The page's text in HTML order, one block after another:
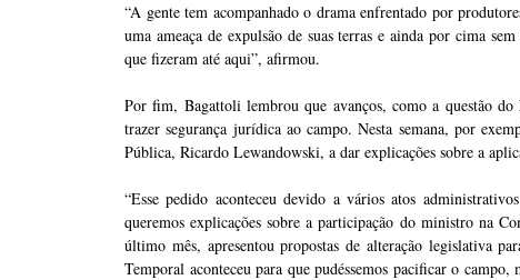
“A gente tem acompanhado o drama enfrentado por
uma ameaça de expulsão de suas terras e ainda por cima
que fizeram até aqui”, afirmou.
Por fim, Bagattoli lembrou que avanços, como a questão
trazer segurança jurídica ao campo. Nesta semana, por
Pública, Ricardo Lewandowski, a dar explicações sobre a
“Esse pedido aconteceu devido a vários atos
queremos explicações sobre a participação do ministro na
último mês, apresentou propostas de alteração legislativa
Temporal aconteceu para que pudéssemos pacificar o